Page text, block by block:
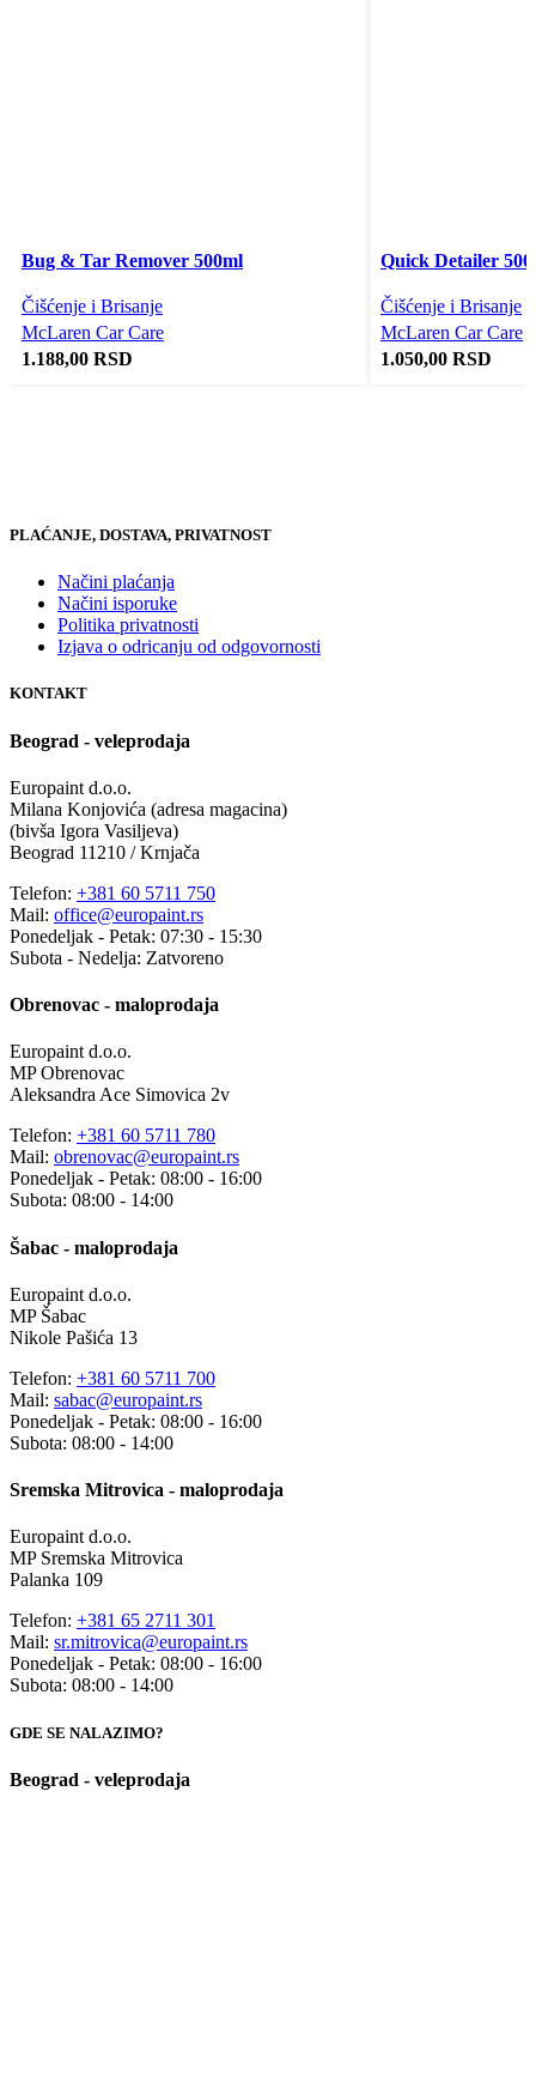
Brzi pregled
Bug & Tar Remover 500ml
Čišćenje i Brisanje
McLaren Car Care
1.188,00 RSD
Brzi pregled
Quick Detailer
Čišćenje i Brisanje
McLaren Car Care
1.050,00 RSD
PLAĆANJE, DOSTAVA, PRIVATNOST
Načini plaćanja
Načini isporuke
Politika privatnosti
Izjava o odricanju od odgovornosti
KONTAKT
Beograd - veleprodaja
Europaint d.o.o.
Milana Konjovića (adresa magacina)
(bivša Igora Vasiljeva)
Beograd 11210 / Krnjača
Telefon: +381 60 5711 750
Mail: office@europaint.rs
Ponedeljak - Petak: 07:30 - 15:30
Subota - Nedelja: Zatvoreno
Obrenovac - maloprodaja
Europaint d.o.o.
MP Obrenovac
Aleksandra Ace Simovica 2v
Telefon: +381 60 5711 780
Mail: obrenovac@europaint.rs
Ponedeljak - Petak: 08:00 - 16:00
Subota: 08:00 - 14:00
Šabac - maloprodaja
Europaint d.o.o.
MP Šabac
Nikole Pašića 13
Telefon: +381 60 5711 700
Mail: sabac@europaint.rs
Ponedeljak - Petak: 08:00 - 16:00
Subota: 08:00 - 14:00
Sremska Mitrovica - maloprodaja
Europaint d.o.o.
MP Sremska Mitrovica
Palanka 109
Telefon: +381 65 2711 301
Mail: sr.mitrovica@europaint.rs
Ponedeljak - Petak: 08:00 - 16:00
Subota: 08:00 - 14:00
GDE SE NALAZIMO?
Beograd - veleprodaja